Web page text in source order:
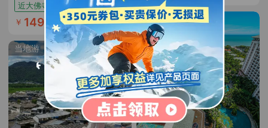
近大佛寺
￥ 1499 起 已售2087份
当地游
自由行